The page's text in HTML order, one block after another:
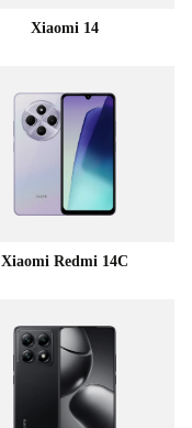
Xiaomi 14
Xiaomi Redmi 14C